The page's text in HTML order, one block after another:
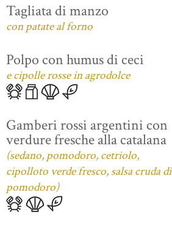
Tagliata di manzo
con patate al forno
Polpo con humus di ceci
e cipolle rosse in agrodolce
Gamberi rossi argentini con
verdure fresche alla catalana
(sedano, pomodoro, cetriolo,
cipolloto verde fresco, salsa cruda di
pomodoro)